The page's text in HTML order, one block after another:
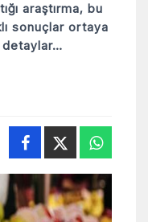
araştırma, bu
sonuçlar ortaya